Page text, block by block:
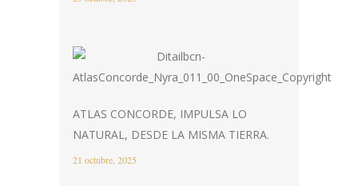
ATLAS CONCORDE, IMPULSA LO
NATURAL, DESDE LA MISMA TIERRA.
21 octubre, 2025